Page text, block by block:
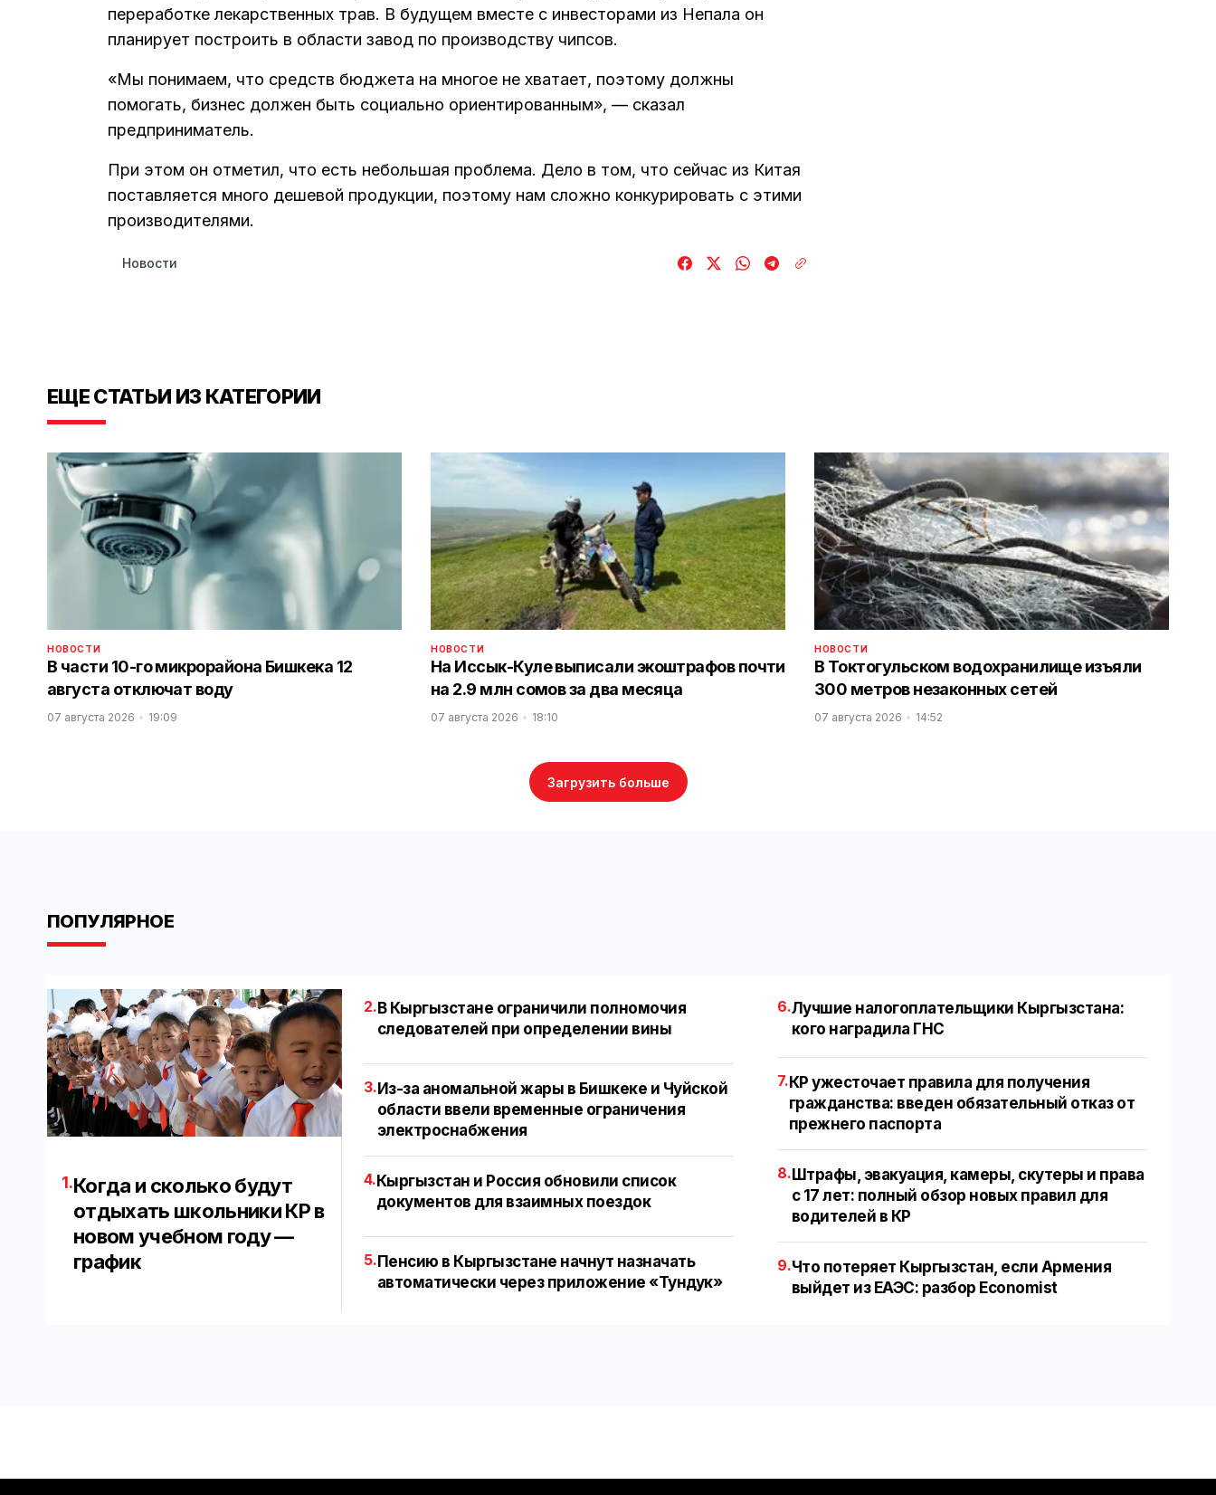
переработке лекарственных трав. В будущем вместе с инвесторами из Непала он
планирует построить в области завод по производству чипсов.
«Мы понимаем, что средств бюджета на многое не хватает, поэтому должны
помогать, бизнес должен быть социально ориентированным», — сказал
предприниматель.
При этом он отметил, что есть небольшая проблема. Дело в том, что сейчас из Китая
поставляется много дешевой продукции, поэтому нам сложно конкурировать с этими
производителями.
Новости
ЕЩЕ СТАТЬИ ИЗ КАТЕГОРИИ
НОВОСТИ
В части 10-го микрорайона Бишкека 12
августа отключат воду
07 августа 2026 19:09
НОВОСТИ
На Иссык-Куле выписали экоштрафов почти
на 2.9 млн сомов за два месяца
07 августа 2026 18:10
НОВОСТИ
В Токтогульском водохранилище изъяли
300 метров незаконных сетей
07 августа 2026 14:52
Загрузить больше
ПОПУЛЯРНОЕ
1.Когда и сколько будут
отдыхать школьники КР в
новом учебном году —
график
2. В Кыргызстане ограничили полномочия
следователей при определении вины
3.Из-за аномальной жары в Бишкеке и Чуйской
области ввели временные ограничения
электроснабжения
4.Кыргызстан и Россия обновили список
документов для взаимных поездок
5.Пенсию в Кыргызстане начнут назначать
автоматически через приложение «Тундук»
6.Лучшие налогоплательщики Кыргызстана:
кого наградила ГНС
7. КР ужесточает правила для получения
гражданства: введен обязательный отказ от
прежнего паспорта
8. Штрафы, эвакуация, камеры, скутеры и права
с 17 лет: полный обзор новых правил для
водителей в КР
9.Что потеряет Кыргызстан, если Армения
выйдет из ЕАЭС: разбор Economist